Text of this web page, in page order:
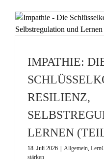
IMPATHIE:
RESILIENZ,
LERNEN
18. Juli 2026 Allgemein,
stärken